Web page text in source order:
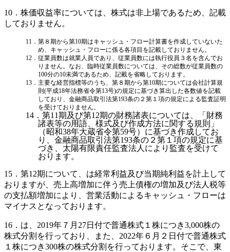
10．株価収益率については、株式は非上場であるため、記載
しておりません。
11．第８期から第10期はキャッシュ・フロー計算書を作成していないた
め、キャッシュ・フローに係る各項目を記載しておりません。
12．従業員数は就業人員であり、従業員数には執行役員３名を含んでお
りません。 なお、臨時従業員数については、その総数が従業員数の
100分の10未満であるため、記載を省略しております。
13．主要な経営指標等のうち、第８期から第10期については会社計算規
則(平成18年法務省令第13号)の規定に基づき算出した各数値を記載
しており、金融商品取引法第193条の２第１項の規定による監査証明
を受けておりません。
14．第11期及び第12期の財務諸表については、「財務
諸表等の用語、様式及び作成方法に関する規則」
（昭和38年大蔵省令第59号）に基づき作成してお
り、金融商品取引法第193条の２第１項の規定に基
づき、太陽有限責任監査法人により監査を受けて
おります。
15．第12期について、は経常利益及び当期純利益を計上して
おりますが、売上高増加に伴う売上債権の増加及び法人税等
の支払額増加により、営業活動によるキャッシュ・フローは
マイナスとなっております。
16．は、2019年７月27日付で普通株式１株につき3,000株の
株式分割を行っており、また、2022年６月２日付で普通株式
１株につき300株の株式分割を行っております。そこで、東